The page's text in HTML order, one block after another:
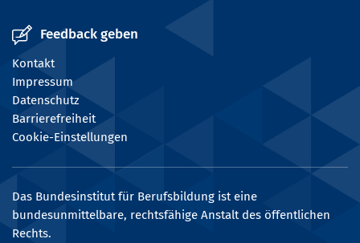
Feedback geben
Kontakt
Impressum
Datenschutz
Barrierefreiheit
Cookie-Einstellungen
Das Bundesinstitut für Berufsbildung ist eine
bundesunmittelbare, rechtsfähige Anstalt des öffentlichen
Rechts.